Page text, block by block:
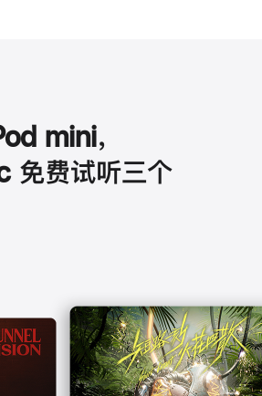
mini，
免费试听三个